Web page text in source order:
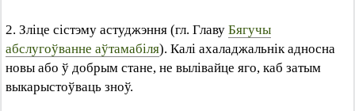
2. Зліце сістэму астуджэння (гл. Главу Бягучы
абслугоўванне аўтамабіля). Калі ахаладжальнік адносна
новы або ў добрым стане, не вылівайце яго, каб затым
выкарыстоўваць зноў.